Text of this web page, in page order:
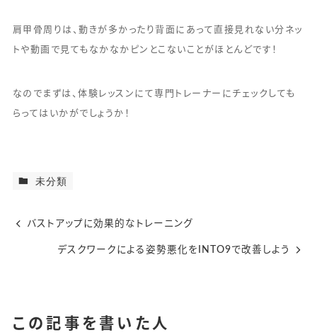
肩甲骨周りは、動きが多かったり背面にあって直接見れない分ネッ
トや動画で見てもなかなかピンとこないことがほとんどです！
なのでまずは、体験レッスンにて専門トレーナーにチェックしても
らってはいかがでしょうか！
未分類
バストアップに効果的なトレーニング
デスクワークによる姿勢悪化をINTO9で改善しよう
この記事を書いた人